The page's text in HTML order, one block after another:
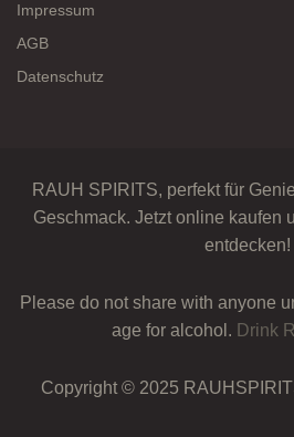
Impressum
AGB
Datenschutz
RAUH SPIRITS, perfekt für
Geschmack. Jetzt online kaufen
entdecken!
Please do not share with anyone
age for alcohol. Drink
Copyright © 2025